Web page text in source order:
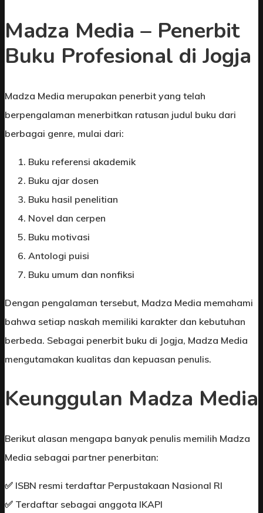
Madza Media – Penerbit
Buku Profesional di Jogja
Madza Media merupakan penerbit yang telah
berpengalaman menerbitkan ratusan judul buku dari
berbagai genre, mulai dari:
Buku referensi akademik
Buku ajar dosen
Buku hasil penelitian
Novel dan cerpen
Buku motivasi
Antologi puisi
Buku umum dan nonfiksi
Dengan pengalaman tersebut, Madza Media memahami
bahwa setiap naskah memiliki karakter dan kebutuhan
berbeda. Sebagai penerbit buku di Jogja, Madza Media
mengutamakan kualitas dan kepuasan penulis.
Keunggulan Madza Media
Berikut alasan mengapa banyak penulis memilih Madza
Media sebagai partner penerbitan:
✅ ISBN resmi terdaftar Perpustakaan Nasional RI
✅ Terdaftar sebagai anggota IKAPI